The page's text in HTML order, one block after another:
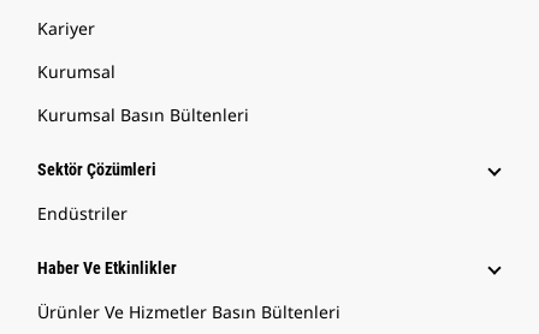
Kariyer
Kurumsal
Kurumsal Basın Bültenleri
Sektör Çözümleri
Endüstriler
Haber Ve Etkinlikler
Ürünler Ve Hizmetler Basın Bültenleri